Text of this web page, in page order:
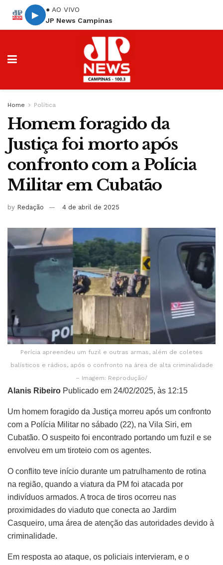
▶
● AO VIVO
JP News Campinas
Home Política
Homem foragido da
Justiça foi morto após
confronto com a Polícia
Militar em Cubatão
by Redação 4 de abril de 2025
Perícia apreendeu um fuzil e outras armas, além de coletes
balísticos e rádios, após o confronto na área de alta criminalidade
– Imagem: Reprodução/
Alanis Ribeiro Publicado em 24/02/2025, às 12:15
Um homem foragido da Justiça morreu após um confronto
com a Polícia Militar no sábado (22), na Vila Siri, em
Cubatão. O suspeito foi encontrado portando um fuzil e se
envolveu em um tiroteio com os agentes.
O conflito teve início durante um patrulhamento de rotina
na região, quando a viatura da PM foi atacada por
indivíduos armados. A troca de tiros ocorreu nas
proximidades do viaduto que conecta ao Jardim
Casqueiro, uma área de atenção das autoridades devido à
criminalidade.
Em resposta ao ataque, os policiais intervieram, e o